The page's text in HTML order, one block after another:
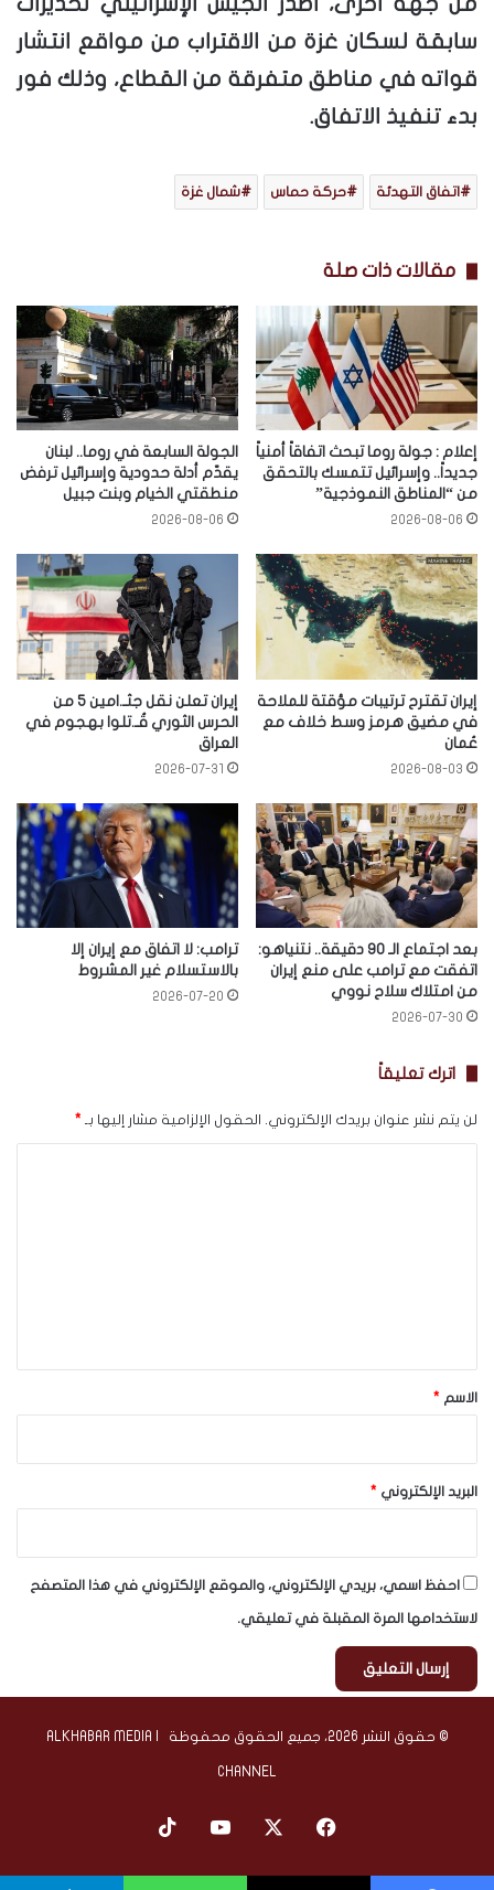
سابقة لسكان غزة من الاقتراب من مواقع انتشار
قواته في مناطق متفرقة من القطاع، وذلك فور
بدء تنفيذ الاتفاق.
اتفاق التهدئة حركة حماس شمال غزة
مقالات ذات صلة
إعلام : جولة روما تبحث اتفاقاً أمنياً
جديداً.. وإسرائيل تتمسك بالتحقق
من “المناطق النموذجية”
2026-08-06
الجولة السابعة في روما.. لبنان
يقدّم أدلة حدودية وإسرائيل ترفض
منطقتي الخيام وبنت جبيل
2026-08-06
إيران تقترح ترتيبات مؤقتة للملاحة
في مضيق هرمز وسط خلاف مع
عُمان
2026-08-03
إيران تعلن نقل جثـ.امين 5 من
الحرس الثوري قُـ.تلوا بهجوم في
العراق
2026-07-31
بعد اجتماع الـ 90 دقيقة.. نتنياهو:
اتفقت مع ترامب على منع إيران
من امتلاك سلاح نووي
2026-07-30
ترامب: لا اتفاق مع إيران إلا
بالاستسلام غير المشروط
2026-07-20
اترك تعليقاً
لن يتم نشر عنوان بريدك الإلكتروني. الحقول الإلزامية مشار إليها بـ *
*الاسم *
البريد الإلكتروني *
احفظ اسمي، بريدي الإلكتروني، والموقع الإلكتروني في هذا المتصفح
لاستخدامها المرة المقبلة في تعليقي.
© حقوق النشر 2026، جميع الحقوق محفوظة | ALKHABAR MEDIA
CHANNEL
فيسبوك ‫YouTube